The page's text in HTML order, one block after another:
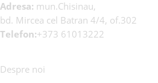
Adresa: mun.Chisinau,
bd. Mircea cel Batran 4/4, of.302
Telefon:+373 61013222
Despre noi